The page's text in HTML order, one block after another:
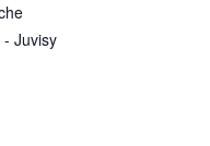
- Juvisy